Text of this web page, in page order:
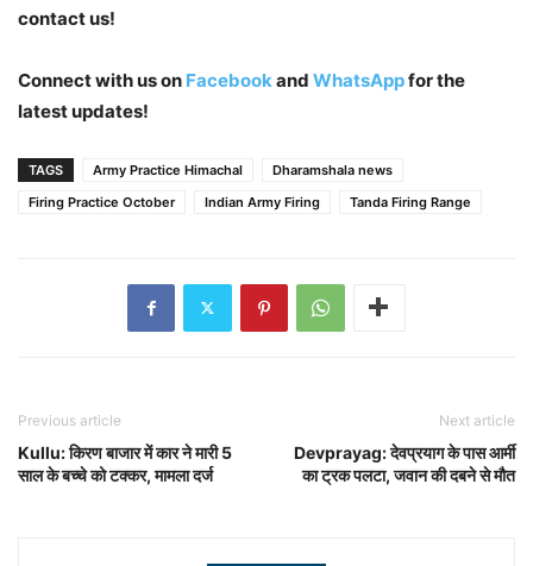
contact us!
Connect with us on Facebook and WhatsAppfor the
latest updates!
TAGS Army Practice Himachal
Dharamshala news
Firing Practice October
Indian Army Firing Tanda Firing Range
Previous article
Kullu: किरण बाजार में कार ने मारी 5
साल के बच्चे को टक्कर, मामला दर्ज
Next article
Devprayag: देवप्रयाग के पास आर्मी
का ट्रक पलटा, जवान की दबने से मौत